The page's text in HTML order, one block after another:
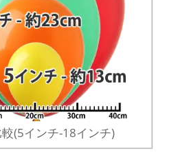
(5インチ-18インチ)